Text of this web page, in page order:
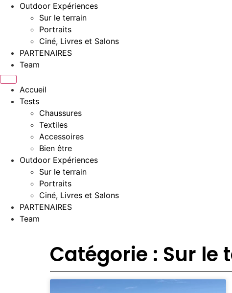
Outdoor Expériences
Sur le terrain
Portraits
Ciné, Livres et Salons
PARTENAIRES
Team
Accueil
Tests
Chaussures
Textiles
Accessoires
Bien être
Outdoor Expériences
Sur le terrain
Portraits
Ciné, Livres et Salons
PARTENAIRES
Team
Catégorie : Sur le